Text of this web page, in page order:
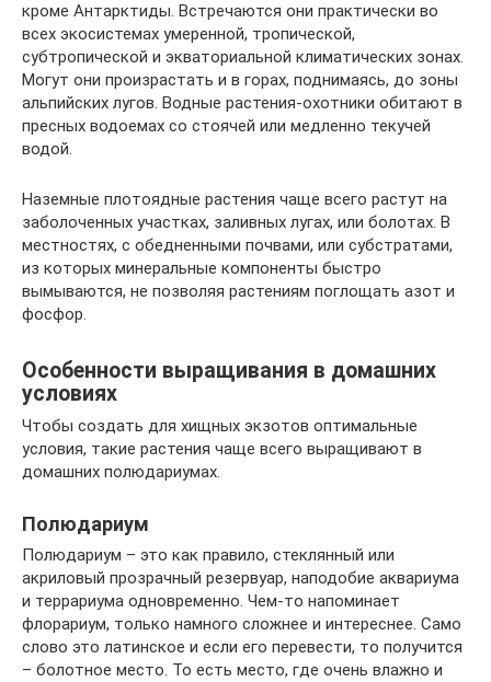
кроме Антарктиды. Встречаются они практически во
всех экосистемах умеренной, тропической,
субтропической и экваториальной климатических зонах.
Могут они произрастать и в горах, поднимаясь, до зоны
альпийских лугов. Водные растения-охотники обитают в
пресных водоемах со стоячей или медленно текучей
водой.
Наземные плотоядные растения чаще всего растут на
заболоченных участках, заливных лугах, или болотах. В
местностях, с обедненными почвами, или субстратами,
из которых минеральные компоненты быстро
вымываются, не позволяя растениям поглощать азот и
фосфор.
Особенности выращивания в домашних
условиях
Чтобы создать для хищных экзотов оптимальные
условия, такие растения чаще всего выращивают в
домашних полюдариумах.
Полюдариум
Полюдариум – это как правило, стеклянный или
акриловый прозрачный резервуар, наподобие аквариума
и террариума одновременно. Чем-то напоминает
флорариум, только намного сложнее и интереснее. Само
слово это латинское и если его перевести, то получится
– болотное место. То есть место, где очень влажно и